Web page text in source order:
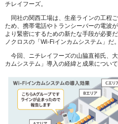
チレイフーズ。
同社の関西工場は、生産ラインの工程
ため、携帯電話やトランシーバーの電波
より緊密にするための新たな手段が必要
ノクロスの「Wi-Fiインカムシステム」だ。
今回、ニチレイフーズの山脇直裕氏、
カムシステム」導入の経緯と成果について